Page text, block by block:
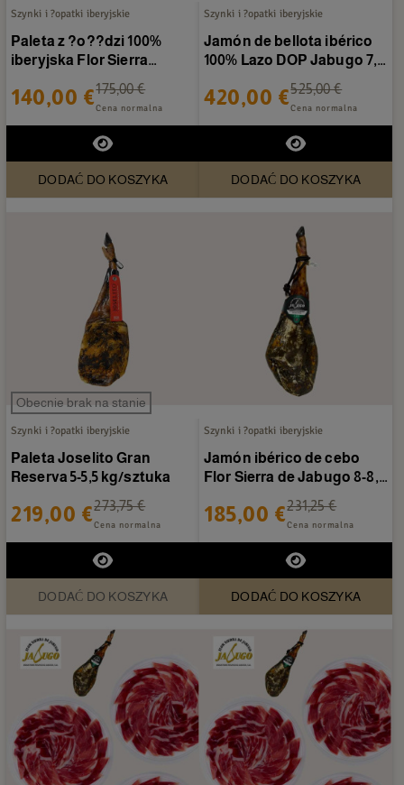
Szynki i ?opatki iberyjskie
Paleta z ?o??dzi 100%
iberyjska Flor Sierra
140,00 €175,00 €
Cena normalna
DODAĆ DO KOSZYKA
Szynki i ?opatki iberyjskie
Jamón de bellota ibérico
100% Lazo DOP Jabugo 7,5
420,00 €525,00 €
Cena normalna
DODAĆ DO KOSZYKA
Obecnie brak na stanie
Szynki i ?opatki iberyjskie
Paleta Joselito Gran
Reserva 5-5,5 kg/sztuka
219,00 €273,75 €
Cena normalna
DODAĆ DO KOSZYKA
Szynki i ?opatki iberyjskie
Jamón ibérico de cebo
Flor Sierra de Jabugo 8-8,5
185,00 €231,25 €
Cena normalna
DODAĆ DO KOSZYKA